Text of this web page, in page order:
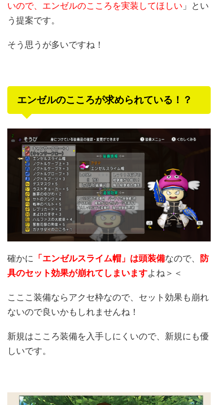
いので、エンゼルのこころを実装してほしい 」とい
う提案です。
そう思うが多いですね！
エンゼルのこころが求められている！？
確かに 「エンゼルスライム帽」は頭装備なので、 防
具のセット効果が崩れてしまいますよね＞＜
こここ装備ならアクセ枠なので、セット効果も崩れ
ないので良いかもしれませんね！
新規はこころ装備を入手しにくいので、新規にも優
しいです。